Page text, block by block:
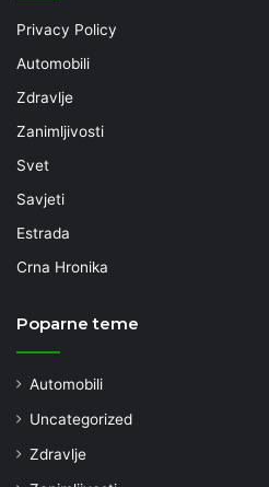
Privacy Policy
Automobili
Zdravlje
Zanimljivosti
Svet
Savjeti
Estrada
Crna Hronika
Poparne teme
Automobili
Uncategorized
Zdravlje